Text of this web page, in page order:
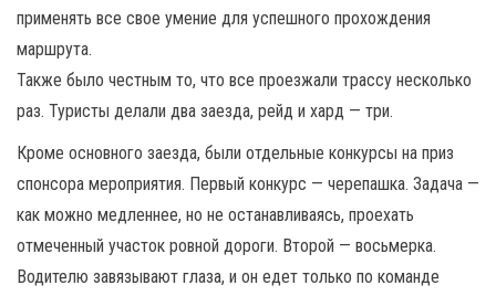
применять все свое умение для успешного прохождения
маршрута.
Также было честным то, что все проезжали трассу несколько
раз. Туристы делали два заезда, рейд и хард — три.
Кроме основного заезда, были отдельные конкурсы на приз
спонсора мероприятия. Первый конкурс — черепашка. Задача —
как можно медленнее, но не останавливаясь, проехать
отмеченный участок ровной дороги. Второй — восьмерка.
Водителю завязывают глаза, и он едет только по команде